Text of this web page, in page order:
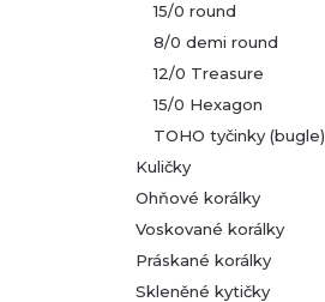
15/0 round
8/0 demi round
12/0 Treasure
15/0 Hexagon
TOHO tyčinky (bugle)
Kuličky
Ohňové korálky
Voskované korálky
Práskané korálky
Skleněné kytičky